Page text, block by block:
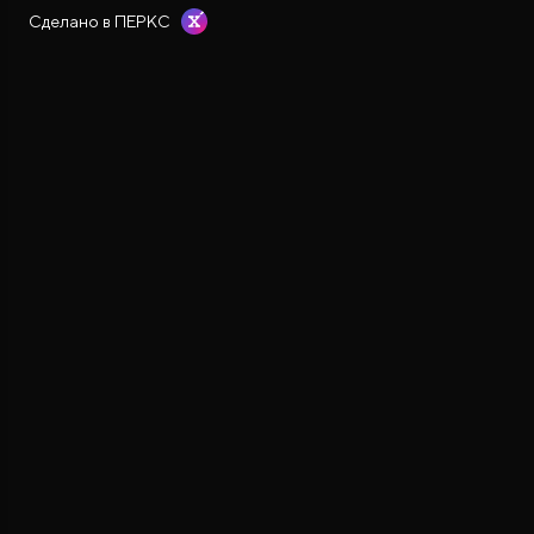
Сделано в ПЕРКС